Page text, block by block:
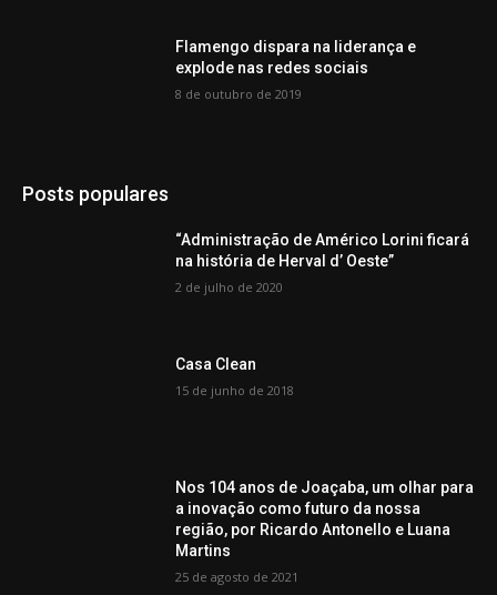
Flamengo dispara na liderança e
explode nas redes sociais
8 de outubro de 2019
Posts populares
“Administração de Américo Lorini ficará
na história de Herval d’ Oeste”
2 de julho de 2020
Casa Clean
15 de junho de 2018
Nos 104 anos de Joaçaba, um olhar para
a inovação como futuro da nossa
região, por Ricardo Antonello e Luana
Martins
25 de agosto de 2021